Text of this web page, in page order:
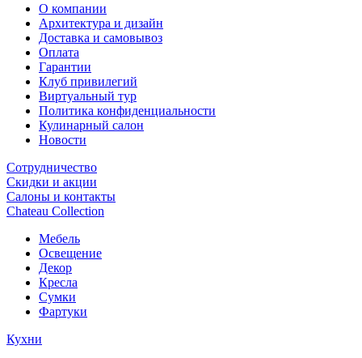
О компании
Архитектура и дизайн
Доставка и самовывоз
Оплата
Гарантии
Клуб привилегий
Виртуальный тур
Политика конфиденциальности
Кулинарный салон
Новости
Сотрудничество
Скидки и акции
Салоны и контакты
Chateau Collection
Мебель
Освещение
Декор
Кресла
Сумки
Фартуки
Кухни